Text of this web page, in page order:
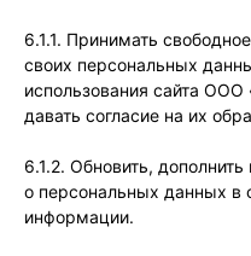
6.1.1. Принимать
своих персональных
использования сайта
давать согласие на их
6.1.2. Обновить,
о персональных данных в
информации.